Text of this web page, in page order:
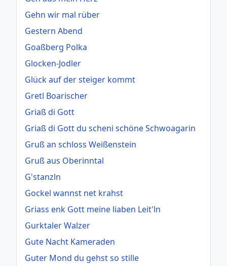
Gehn wir mal rüber
Gestern Abend
Goaßberg Polka
Glocken-Jodler
Glück auf der steiger kommt
Gretl Boarischer
Griaß di Gott
Griaß di Gott du scheni schöne Schwoagarin
Gruß an schloss Weißenstein
Gruß aus Oberinntal
G'stanzln
Gockel wannst net krahst
Griass enk Gott meine liaben Leit'ln
Gurktaler Walzer
Gute Nacht Kameraden
Guter Mond du gehst so stille